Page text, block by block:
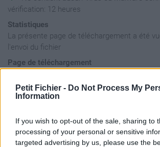
Petit Fichier - Do Not Process My
Information
If you wish to opt-out of the sale, sharing to
processing of your personal or sensitive
targeted advertising by us, please use the
vérification: 12 heures
Statistiques
La présente page de téléchargement a été
l'envoi du fichier
Page de téléchargement